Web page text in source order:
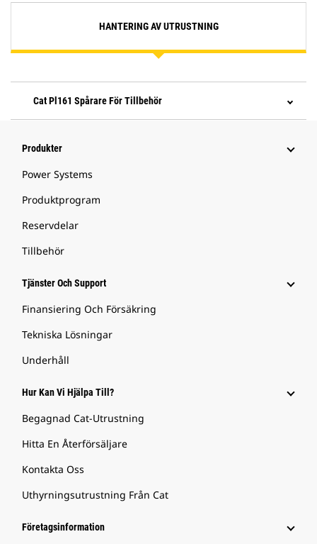
HANTERING AV UTRUSTNING
Cat Pl161 Spårare För Tillbehör
Produkter
Power Systems
Produktprogram
Reservdelar
Tillbehör
Tjänster Och Support
Finansiering Och Försäkring
Tekniska Lösningar
Underhåll
Hur Kan Vi Hjälpa Till?
Begagnad Cat-Utrustning
Hitta En Återförsäljare
Kontakta Oss
Uthyrningsutrustning Från Cat
Företagsinformation